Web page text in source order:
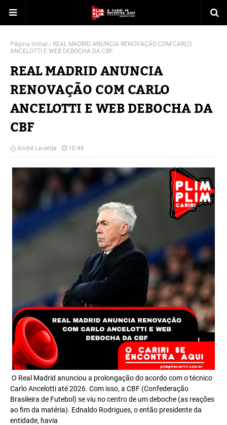
Página inicial
REAL MADRID ANUNCIA RENOVAÇÃO COM CARLO
ANCELOTTI E WEB DEBOCHA DA CBF
REAL MADRID ANUNCIA
RENOVAÇÃO COM CARLO
ANCELOTTI E WEB DEBOCHA DA
CBF
André Lacerda 10:46
O Real Madrid anunciou a prolongação do acordo com o técnico
Carlo Ancelotti até 2026. Com isso, a CBF (Confederação
Brasileira de Futebol) se viu no centro de um deboche (as reações
ao fim da matéria). Ednaldo Rodrigues, o então presidente da
entidade, havia